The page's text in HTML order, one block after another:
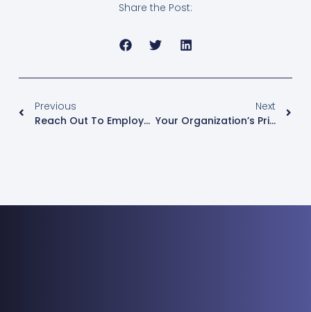
Share the Post:
Previous
Reach Out To Employees Worldwide With Enterprise Video
Next
Your Organization’s Private “Tube”